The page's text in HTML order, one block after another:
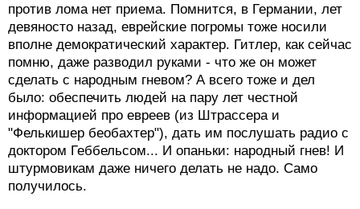
против лома нет приема. Помнится, в Германии, лет
девяносто назад, еврейские погромы тоже носили
вполне демократический характер. Гитлер, как сейчас
помню, даже разводил руками - что же он может
сделать с народным гневом? А всего тоже и дел
было: обеспечить людей на пару лет честной
информацией про евреев (из Штрассера и
"Фелькишер беобахтер"), дать им послушать радио с
доктором Геббельсом... И опаньки: народный гнев! И
штурмовикам даже ничего делать не надо. Само
получилось.